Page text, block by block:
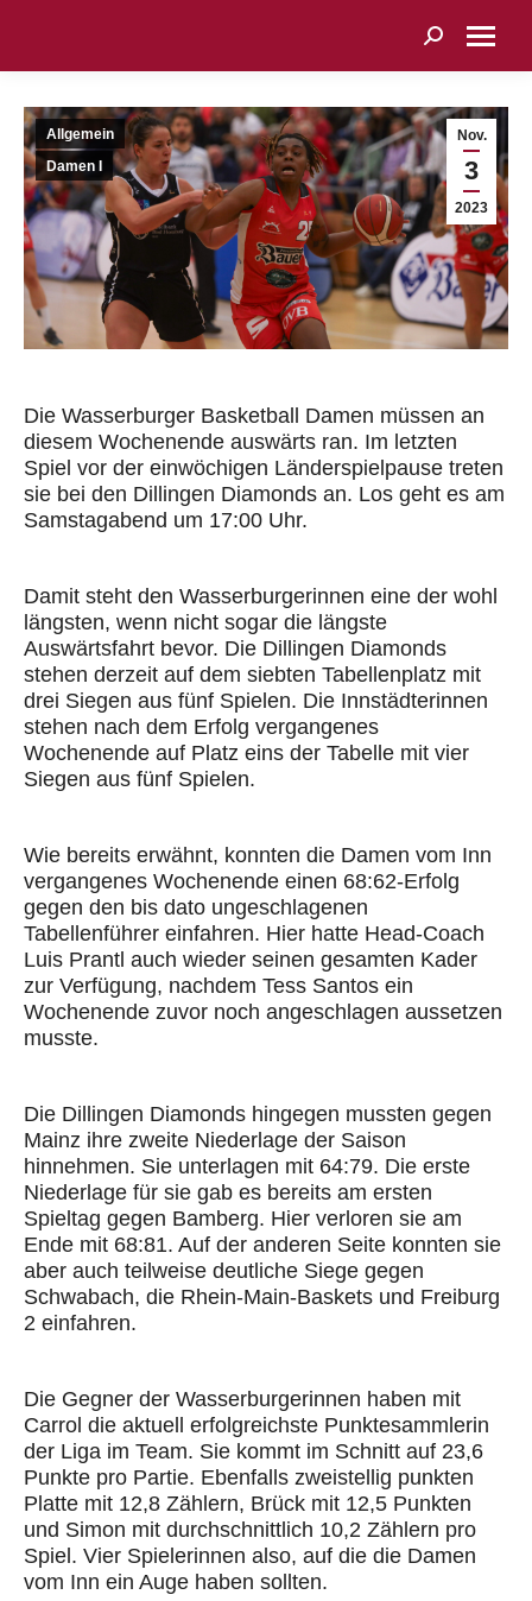
Search:
Nov.
3
2023
Allgemein
Damen I
Die Wasserburger Basketball Damen müssen an
diesem Wochenende auswärts ran. Im letzten
Spiel vor der einwöchigen Länderspielpause treten
sie bei den Dillingen Diamonds an. Los geht es am
Samstagabend um 17:00 Uhr.
Damit steht den Wasserburgerinnen eine der wohl
längsten, wenn nicht sogar die längste
Auswärtsfahrt bevor. Die Dillingen Diamonds
stehen derzeit auf dem siebten Tabellenplatz mit
drei Siegen aus fünf Spielen. Die Innstädterinnen
stehen nach dem Erfolg vergangenes
Wochenende auf Platz eins der Tabelle mit vier
Siegen aus fünf Spielen.
Wie bereits erwähnt, konnten die Damen vom Inn
vergangenes Wochenende einen 68:62-Erfolg
gegen den bis dato ungeschlagenen
Tabellenführer einfahren. Hier hatte Head-Coach
Luis Prantl auch wieder seinen gesamten Kader
zur Verfügung, nachdem Tess Santos ein
Wochenende zuvor noch angeschlagen aussetzen
musste.
Die Dillingen Diamonds hingegen mussten gegen
Mainz ihre zweite Niederlage der Saison
hinnehmen. Sie unterlagen mit 64:79. Die erste
Niederlage für sie gab es bereits am ersten
Spieltag gegen Bamberg. Hier verloren sie am
Ende mit 68:81. Auf der anderen Seite konnten sie
aber auch teilweise deutliche Siege gegen
Schwabach, die Rhein-Main-Baskets und Freiburg
2 einfahren.
Die Gegner der Wasserburgerinnen haben mit
Carrol die aktuell erfolgreichste Punktesammlerin
der Liga im Team. Sie kommt im Schnitt auf 23,6
Punkte pro Partie. Ebenfalls zweistellig punkten
Platte mit 12,8 Zählern, Brück mit 12,5 Punkten
und Simon mit durchschnittlich 10,2 Zählern pro
Spiel. Vier Spielerinnen also, auf die die Damen
vom Inn ein Auge haben sollten.